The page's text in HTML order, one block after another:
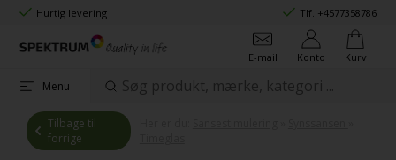
Hurtig levering Tlf.:+4577358786
E-mail Konto Kurv
Menu
Tilbage til
forrige